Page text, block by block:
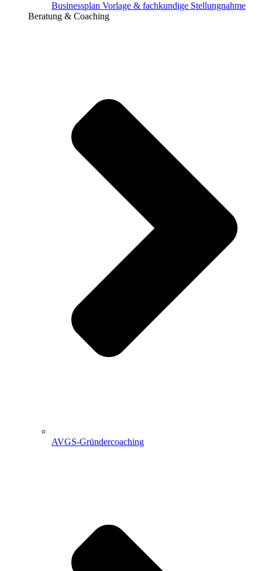
Businessplan Vorlage & fachkundige Stellungnahme
Beratung & Coaching
AVGS-Gründercoaching